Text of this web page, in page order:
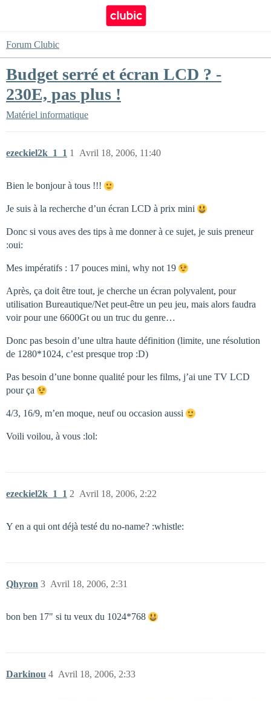
Forum Clubic
Budget serré et écran LCD ? -
230E, pas plus !
Matériel informatique
ezeckiel2k_1_1 Avril 18, 2006, 11:40
1
Bien le bonjour à tous !!!
Je suis à la recherche d’un écran LCD à prix mini
Donc si vous aves des tips à me donner à ce sujet, je suis preneur
:oui:
Mes impératifs : 17 pouces mini, why not 19
Après, ça doit être tout, je cherche un écran polyvalent, pour
utilisation Bureautique/Net peut-être un peu jeu, mais alors faudra
voir pour une 6600Gt ou un truc du genre…
Donc pas besoin d’une ultra haute définition (limite, une résolution
de 1280*1024, c’est presque trop :D)
Pas besoin d’une bonne qualité pour les films, j’ai une TV LCD
pour ça
4/3, 16/9, m’en moque, neuf ou occasion aussi
Voili voilou, à vous :lol:
ezeckiel2k_1_1 Avril 18, 2006, 2:22
2
Y en a qui ont déjà testé du no-name? :whistle:
Qhyron Avril 18, 2006, 2:31
3
bon ben 17" si tu veux du 1024*768
Darkinou Avril 18, 2006, 2:33
4